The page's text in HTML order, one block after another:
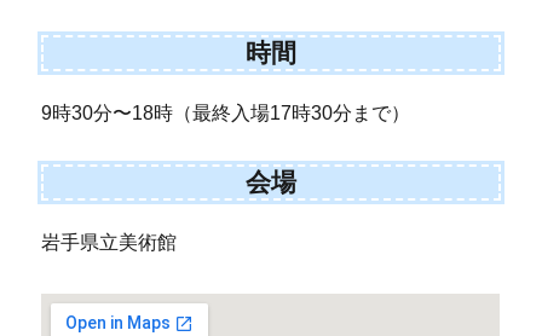
時間
9時30分〜18時（最終入場17時30分まで）
会場
岩手県立美術館